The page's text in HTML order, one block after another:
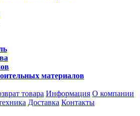
материалов
товара Информация О компании
Доставка Контакты